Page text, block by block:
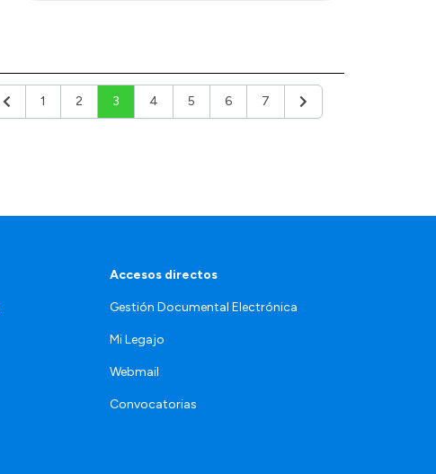
Anterior1 2 3 4 5 6 7 Siguiente
Accesos directos
Gestión Documental Electrónica
Mi Legajo
Webmail
Convocatorias